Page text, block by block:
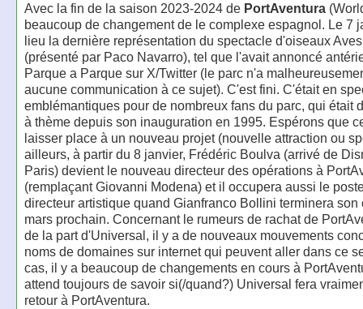
Avec la fin de la saison 2023-2024 de PortAventura
beaucoup de changement de le complexe espagnol. Le 7
lieu la dernière représentation du spectacle d'oiseaux
(présenté par Paco Navarro), tel que l'avait annoncé
Parque a Parque sur X/Twitter (le parc n'a
aucune communication à ce sujet). C'est fini. C'était en
emblémantiques pour de nombreux fans du parc, qui était
à thème depuis son inauguration en 1995. Espérons que
laisser place à un nouveau projet (nouvelle attraction ou
ailleurs, à partir du 8 janvier, Frédéric Boulva (arrivé de
Paris) devient le nouveau directeur des opérations à
(remplaçant Giovanni Modena) et il occupera aussi le
directeur artistique quand Gianfranco Bollini terminera son
mars prochain. Concernant le rumeurs de rachat de
de la part d'Universal, il y a de nouveaux mouvements
noms de domaines sur internet qui peuvent aller dans ce
cas, il y a beaucoup de changements en cours à
attend toujours de savoir si(/quand?) Universal fera
retour à PortAventura.